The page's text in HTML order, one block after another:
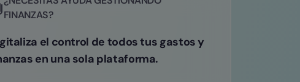
FINANZAS?
el control de todos tus gastos y
en una sola plataforma.